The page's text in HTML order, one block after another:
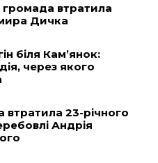
t
p
втратила
Дичка
біля Кам’янок:
через якого
втратила 23-річного
Андрія